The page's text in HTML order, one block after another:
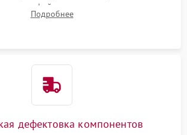
от кофейных масел, жмыха и накипи.
каналов и фильтров с использованием
Подробнее
дефектовка компонентов